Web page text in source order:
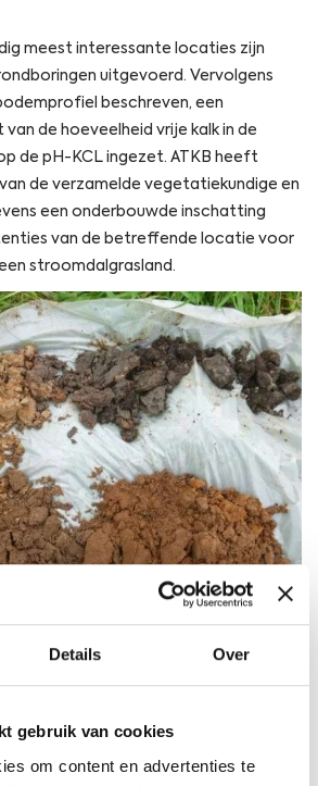
Details Over
gebruik van cookies
om content en advertenties te
meest interessante locaties zijn
uitgevoerd. Vervolgens
beschreven, een
de hoeveelheid vrije kalk in de
de pH-KCL ingezet. ATKB heeft
de verzamelde vegetatiekundige en
een onderbouwde inschatting
van de betreffende locatie voor
stroomdalgrasland.